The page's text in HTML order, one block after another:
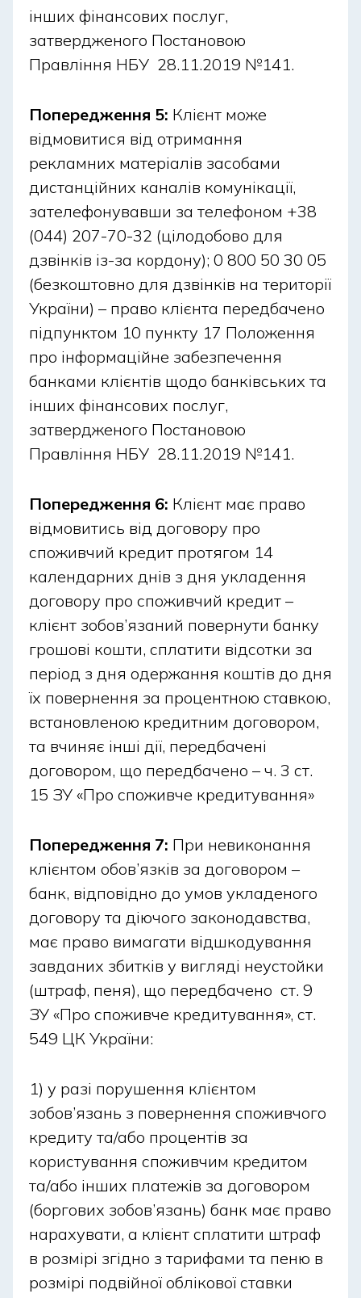
від обраного методу і регламенту банку.
Чи переноситься дата платежу, чи
У святкові та вихідні дні дата списання може
відрізнятися від фактичного зарахування коштів,
тому важливо орієнтуватися на умови вашого
кредитного договору. Рекомендується оплачувати
кредит заздалегідь, щоб уникнути можливих
затримок та прострочень. Перевіряйте, коли кошти
фактично зайдуть на рахунок банку, особливо під
час переказів через термінали або міжбанківські
операції. Зберігайте підтвердження платежу –
скріншот, чек або квитанцію, щоб за необхідності
довести своєчасну оплату.
Як підготуватися, щоб
отримати кредит у свято
швидше?
Щоб оформлення позики у святковий день
пройшло без затримок, важливо заздалегідь
підготувати всі необхідні інструменти та дані:
документи (паспорт, ідентифікаційний код, за
потреби – підтвердження доходу);
телефон для отримання смс-кодів, дзвінка від
банку або використання мобільного додатка;
доступ до онлайн-банкінгу або додатку банку,
щоб подати заявку та відстежувати статус;
актуальну карту для зарахування коштів або
оплати покупки (якщо вибрано кредит на
карту чи розстрочка).
Попередня підготовка дозволяє прискорити
відбувається повністю онлайн. Кредитна картка та
кредитний ліміт підходять для регулярних покупок
з гнучким використанням коштів та пільговим
періодом. Відповідальне кредитування, оцінка
платоспроможності допомагають вибрати суму та
строк позики, які не створюють фінансового тиску
на ваш бюджет.
Типові причини відмови чи
Навіть за правильної підготовки позика у
святковий день може бути відкладена або не
схвалена за низкою стандартних причин:
некоректні дані (помилки у паспорті, ІПН,
телефоні або реквізитах картки);
прострочення за іншими кредитами, оскільки
негативна кредитна історія знижує
можливість схвалення;
відсутність підтверджень доходу чи
інших фінансових послуг,
затвердженого Постановою
Правління НБУ 28.11.2019 №141.
Попередження 5: Клієнт може
відмовитися від отримання
рекламних матеріалів засобами
дистанційних каналів комунікації,
зателефонувавши за телефоном +38
(044) 207-70-32 (цілодобово для
дзвінків із-за кордону); 0 800 50 30 05
(безкоштовно для дзвінків на території
України) – право клієнта передбачено
підпунктом 10 пункту 17 Положення
про інформаційне забезпечення
банками клієнтів щодо банківських та
інших фінансових послуг,
затвердженого Постановою
Правління НБУ 28.11.2019 №141.
Попередження 6: Клієнт має право
відмовитись від договору про
споживчий кредит протягом 14
календарних днів з дня укладення
договору про споживчий кредит –
клієнт зобов’язаний повернути банку
грошові кошти, сплатити відсотки за
період з дня одержання коштів до дня
їх повернення за процентною ставкою,
встановленою кредитним договором,
та вчиняє інші дії, передбачені
договором, що передбачено – ч. 3 ст.
15 ЗУ «Про споживче кредитування»
Попередження 7: При невиконання
клієнтом обов’язків за договором –
банк, відповідно до умов укладеного
договору та діючого законодавства,
має право вимагати відшкодування
завданих збитків у вигляді неустойки
(штраф, пеня), що передбачено ст. 9
ЗУ «Про споживче кредитування», ст.
549 ЦК України:
1) у разі порушення клієнтом
зобов’язань з повернення споживчого
кредиту та/або процентів за
користування споживчим кредитом
та/або інших платежів за договором
(боргових зобов’язань) банк має право
нарахувати, а клієнт сплатити штраф
в розмірі згідно з тарифами та пеню в
розмірі подвійної облікової ставки